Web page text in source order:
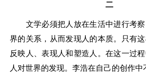
二
文学必须把人放在生活中进行考察
界的关系，从而发现人的本质。只有
反映人、表现人和塑造人。在这一过
人对世界的发现。李浩在自己的创作中